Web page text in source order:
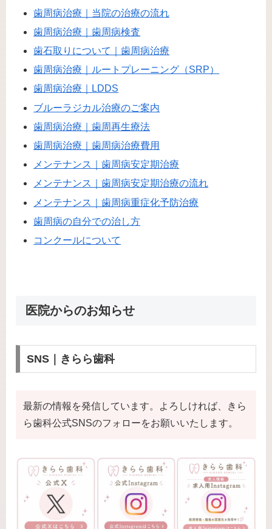
歯周病治療｜当院の治療の流れ
歯周病治療｜歯周病検査
歯石取りについて｜歯周病治療
歯周病治療｜ルートプレーニング（SRP）
歯周病治療｜LDDS
ブルーラジカル治療のご案内
歯周病治療｜歯周再生療法
歯周病治療｜歯周病治療費用
メンテナンス｜歯周病安定期治療
メンテナンス｜歯周病安定期治療の流れ
メンテナンス｜歯周病重症化予防治療
歯周病の自分での治し方
コンクールについて
医院からのお知らせ
SNS｜きらら歯科
最新の情報を発信しています。よろしければ、きら
ら歯科公式SNSのフォローをお願いいたします。